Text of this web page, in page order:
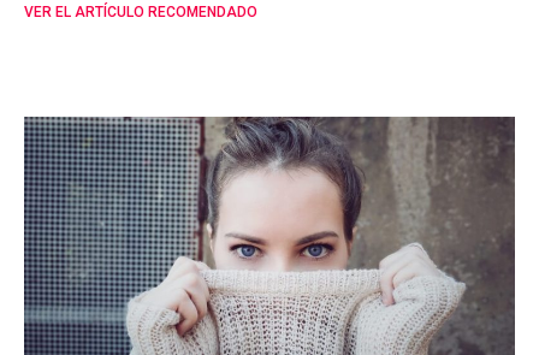
VER EL ARTÍCULO RECOMENDADO